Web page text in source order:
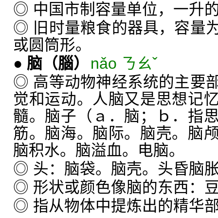
◎ 中国市制容量单位，一升
◎ 旧时量粮食的器具，容量
或圆筒形。
● 脑 （腦）
nǎo ㄋㄠˇ
◎ 高等动物神经系统的主要
觉和运动。人脑又是思想记
髓。脑子（ａ．脑；ｂ．指
筋。脑海。脑际。脑壳。脑
脑积水。脑溢血。电脑。
◎ 头：脑袋。脑壳。头昏脑
◎ 形状或颜色像脑的东西：
◎ 指从物体中提炼出的精华